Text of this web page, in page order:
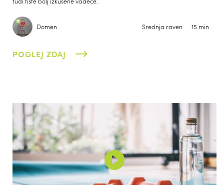
Domen Srednja raven 15 min
POGLEJ ZDAJ